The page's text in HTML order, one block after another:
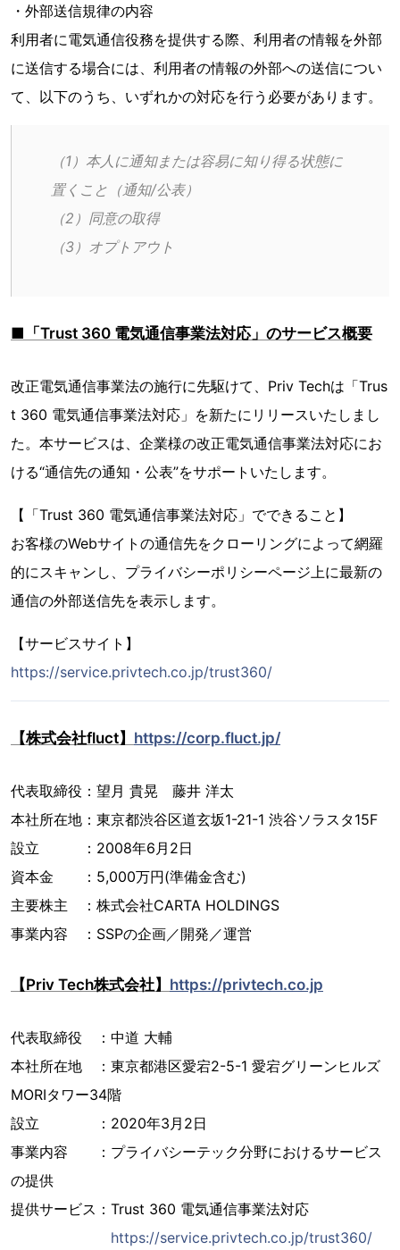
・外部送信規律の内容
利用者に電気通信役務を提供する際、利用者の情報を外部
に送信する場合には、利用者の情報の外部への送信につい
て、以下のうち、いずれかの対応を行う必要があります。
（1）本人に通知または容易に知り得る状態に
置くこと（通知/公表）
（2）同意の取得
（3）オプトアウト
■「Trust 360 電気通信事業法対応」のサービス概要
改正電気通信事業法の施行に先駆けて、Priv Techは「Trus
t 360 電気通信事業法対応」を新たにリリースいたしまし
た。本サービスは、企業様の改正電気通信事業法対応にお
ける“通信先の通知・公表”をサポートいたします。
【「Trust 360 電気通信事業法対応」でできること】
お客様のWebサイトの通信先をクローリングによって網羅
的にスキャンし、プライバシーポリシーページ上に最新の
通信の外部送信先を表示します。
【サービスサイト】
https://service.privtech.co.jp/trust360/
【株式会社fluct】 https://corp.fluct.jp/
代表取締役：望月 貴晃 藤井 洋太
本社所在地：東京都渋谷区道玄坂1-21-1 渋谷ソラスタ15F
設立 ：2008年6月2日
資本金 ：5,000万円(準備金含む)
主要株主 ：株式会社CARTA HOLDINGS
事業内容 ：SSPの企画／開発／運営
【Priv Tech株式会社】 https://privtech.co.jp
代表取締役 ：中道 大輔
本社所在地 ：東京都港区愛宕2-5-1 愛宕グリーンヒルズ
MORIタワー34階
設立 ：2020年3月2日
事業内容 ：プライバシーテック分野におけるサービス
の提供
提供サービス：Trust 360 電気通信事業法対応
https://service.privtech.co.jp/trust360/